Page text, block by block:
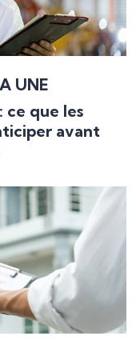
UNE
ce que les
avant